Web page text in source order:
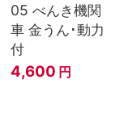
05 べんき機関
車 金うん･動力
付
4,600 円